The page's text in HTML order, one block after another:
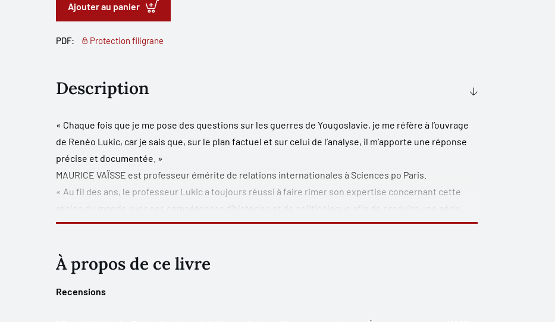
Ajouter au panier
PDF: Protection filigrane
Description
« Chaque fois que je me pose des questions sur les guerres de Yougoslavie, je me réfère à l’ouvrage
de Renéo Lukic, car je sais que, sur le plan factuel et sur celui de l’analyse, il m’apporte une réponse
précise et documentée. »
MAURICE VAÏSSE est professeur émérite de relations internationales à Sciences po Paris.
« Au fil des ans, le professeur Lukic a toujours réussi à faire rimer son expertise concernant cette
région du monde avec ses compétences d’historien et de politicologue afin de produire une série
d’oeuvres qui restent inégalées du point de vue de leur contribution à notre compréhension de
du professeur Lukic par rapport à la région, et il constituera une lecture essentielle pour tous ceux
qui se demandent pourquoi la Yougoslavie s’est effondrée, pourquoi elle s’est effondrée si
violemment, et comment ses nations constitutives ont poursuivi leur chemin après la fin des
À propos de ce livre
Recensions